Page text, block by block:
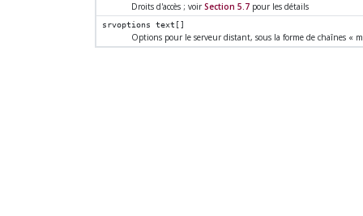
Droits d'accès ; voirSection 5.7pour les détails
srvoptions text[]
Options pour le serveur distant, sous la forme de chaînes «